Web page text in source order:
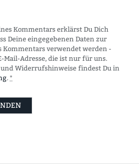
Kommentars erklärst Du Dich
Deine eingegebenen Daten zur
verwendet werden -
Adresse, die ist nur für uns.
Widerrufshinweise findest Du in
. *